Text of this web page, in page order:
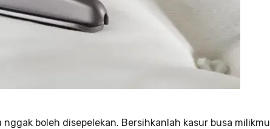
boleh disepelekan. Bersihkanlah kasur busa milikmu